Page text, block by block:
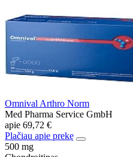
Omnival Arthro Norm
Med Pharma Service GmbH
apie 69,72 €
Plačiau apie prekę
500 mg